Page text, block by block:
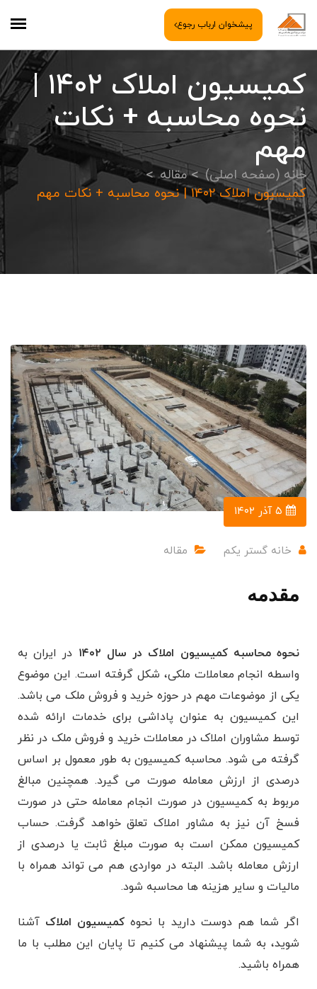
پیشخوان ارباب رجوع
کمیسیون املاک ۱۴۰۲ |
نحوه محاسبه + نکات
مهم
خانه (صفحه اصلی)
مقاله
کمیسیون املاک ۱۴۰۲ | نحوه محاسبه + نکات مهم
خانه گستر یکم مقاله
مقدمه
نحوه محاسبه کمیسیون املاک در سال ۱۴۰۲
در ایران به
واسطه انجام معاملات ملکی، شکل گرفته است. این موضوع
یکی از موضوعات مهم در حوزه خرید و فروش ملک می باشد.
این کمیسیون به عنوان پاداشی برای خدمات ارائه شده
توسط مشاوران املاک در معاملات خرید و فروش ملک در نظر
گرفته می‌ شود. محاسبه کمیسیون به طور معمول بر اساس
درصدی از ارزش معامله صورت می گیرد. همچنین مبالغ
مربوط به کمیسیون در صورت انجام معامله حتی در صورت
فسخ آن نیز به مشاور املاک تعلق خواهد گرفت. حساب
کمیسیون ممکن است به صورت مبلغ ثابت یا درصدی از
ارزش معامله باشد. البته در مواردی هم می ‌تواند همراه با
مالیات و سایر هزینه ‌ها محاسبه شود.
اگر شما هم دوست دارید با نحوه کمیسیون املاک آشنا
شوید، به شما پیشنهاد می کنیم تا پایان این مطلب با ما
همراه باشید.